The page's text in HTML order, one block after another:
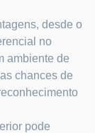
desde o
no
ambiente de
chances de
pode